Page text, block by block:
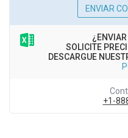
ENVIAR
SOLICITE
DESCARGUE
+1-